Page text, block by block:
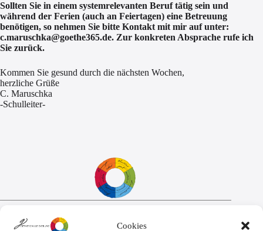
Cookies
Sollten Sie in einem systemrelevanten Beruf tätig sein und
während der Ferien (auch an Feiertagen) eine Betreuung
benötigen, so nehmen Sie bitte Kontakt mit mir auf unter:
c.maruschka@goethe365.de. Zur konkreten Absprache rufe ich
Sie zurück.
Kommen Sie gesund durch die nächsten Wochen,
herzliche Grüße
C. Maruschka
-Schulleiter-
Sekretariat: